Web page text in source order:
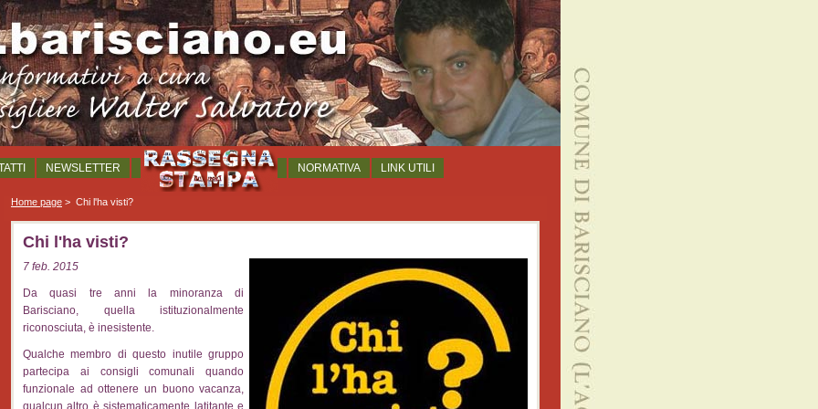
NEWSLETTER NORMATIVA LINK UTILI
Home page > Chi l'ha visti?
Chi l'ha visti?
7 feb. 2015
Da quasi tre anni la minoranza di
Barisciano, quella istituzionalmente
riconosciuta, è inesistente.
Qualche membro di questo inutile gruppo
partecipa ai consigli comunali quando
funzionale ad ottenere un buono vacanza,
qualcun altro è sistematicamente latitante e